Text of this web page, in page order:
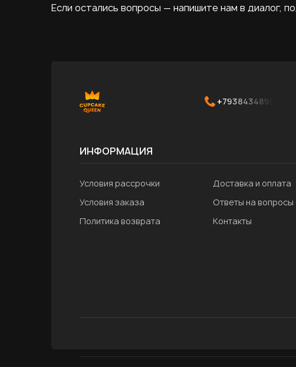
Если остались вопросы — напишите нам в диалог,
+79384348952
ИНФОРМАЦИЯ
Условия рассрочки
Доставка и оплата
Условия заказа
Ответы на вопросы
Политика возврата
Контакты